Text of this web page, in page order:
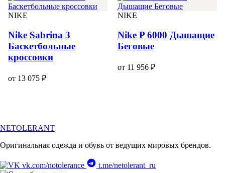
NIKE
Nike Sabrina 3
Баскетбольные
кроссовки
от 13 075 ₽
NIKE
Nike P 6000 Дышащие
Беговые
от 11 956 ₽
NETOLERANT
Оригинальная одежда и обувь от ведущих мировых брендов.
vk.com/notolerance t.me/netolerant_ru